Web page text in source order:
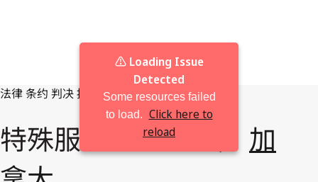
法律条约 判决按管辖区浏览
特殊服务实施细则， 加
⚠️ Loading Issue
Detected
Some resources failed
to load. Click here to
reload